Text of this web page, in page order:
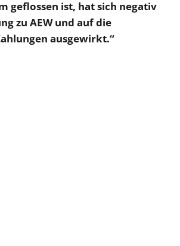
geflossen ist, hat sich negativ
zu AEW und auf die
ausgewirkt.“